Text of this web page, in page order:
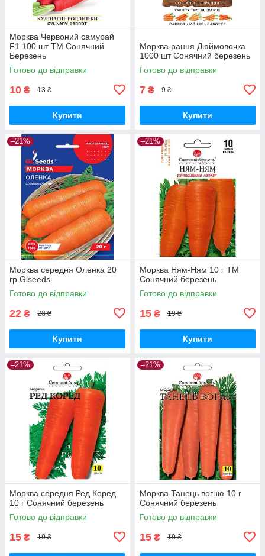
Морква Червоний самурай
F1 100 шт ТМ Сонячний
Березень
Готово до відправки
10 ₴ 13 ₴
Купити
Морква рання Дюймовочка
1000 шт Сонячний березень
Готово до відправки
7 ₴ 9 ₴
Купити
–21%
Морква середня Оленка 20
гр Glseeds
Готово до відправки
22 ₴ 28 ₴
Купити
–21%
Морква Ням-Ням 10 г ТМ
Сонячний березень
Готово до відправки
15 ₴ 19 ₴
Купити
–21%
Морква середня Ред Коред
10 г Сонячний березень
Готово до відправки
15 ₴ 19 ₴
–21%
Морква Танець вогню 10 г
Сонячний березень
Готово до відправки
15 ₴ 19 ₴